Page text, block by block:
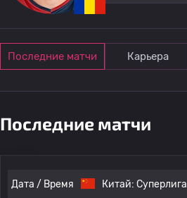
Последние матчи Карьера
Последние матчи
Дата / Время Китай: Суперлига